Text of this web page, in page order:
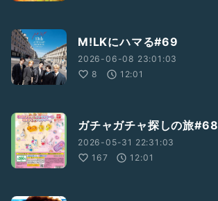
M!LKにハマる#69
2026-06-08 23:01:03
8
12:01
ガチャガチャ探しの旅#68
2026-05-31 22:31:03
167
12:01